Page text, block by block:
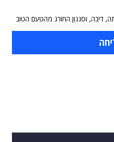
דיבה, וסגנון החורג מהטעם הטוב